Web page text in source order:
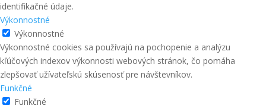
identifikačné údaje.
Výkonnostné
Výkonnostné
Výkonnostné cookies sa používajú na pochopenie a analýzu
kľúčových indexov výkonnosti webových stránok, čo pomáha
zlepšovať užívateľskú skúsenosť pre návštevníkov.
Funkčné
Funkčné